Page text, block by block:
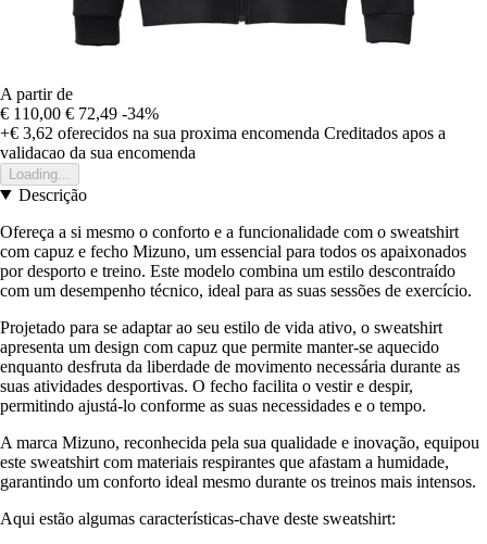
A partir de
€ 110,00 € 72,49 -34%
+€ 3,62 oferecidos na sua proxima encomenda Creditados apos a
validacao da sua encomenda
Loading...
Descrição
Ofereça a si mesmo o conforto e a funcionalidade com o sweatshirt
com capuz e fecho Mizuno, um essencial para todos os apaixonados
por desporto e treino. Este modelo combina um estilo descontraído
com um desempenho técnico, ideal para as suas sessões de exercício.
Projetado para se adaptar ao seu estilo de vida ativo, o sweatshirt
apresenta um design com capuz que permite manter-se aquecido
enquanto desfruta da liberdade de movimento necessária durante as
suas atividades desportivas. O fecho facilita o vestir e despir,
permitindo ajustá-lo conforme as suas necessidades e o tempo.
A marca Mizuno, reconhecida pela sua qualidade e inovação, equipou
este sweatshirt com materiais respirantes que afastam a humidade,
garantindo um conforto ideal mesmo durante os treinos mais intensos.
Aqui estão algumas características-chave deste sweatshirt: